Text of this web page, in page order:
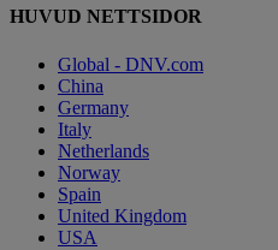
HUVUD NETTSIDOR
Global - DNV.com
China
Germany
Italy
Netherlands
Norway
Spain
United Kingdom
USA